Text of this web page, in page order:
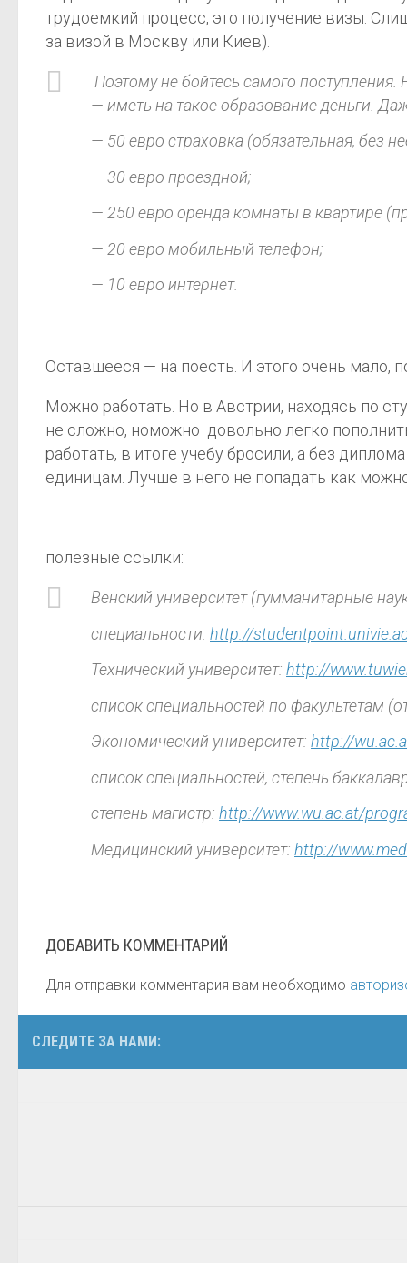
трудоемкий процесс, это получение визы.
за визой в Москву или Киев).
Поэтому не бойтесь самого
— иметь на такое образование деньги.
— 50 евро страховка (обязательная, без
— 30 евро проездной;
— 250 евро оренда комнаты в квартире
— 20 евро мобильный телефон;
— 10 евро интернет.
Оставшееся — на поесть. И этого очень мало,
Можно работать. Но в Австрии, находясь по
не сложно, номожно довольно легко
работать, в итоге учебу бросили, а без
единицам. Лучше в него не попадать как
полезные ссылки:
Венский университет (гумманитарные
специальности: http://
Технический университет: http://
список специальностей по факультетам
Экономический университет: http://
список специальностей, степень
степень магистр: http://www.wu.ac.at/
Медицинский университет: http://
ДОБАВИТЬ КОММЕНТАРИЙ
Для отправки комментария вам необходимо
СЛЕДИТЕ ЗА НАМИ: